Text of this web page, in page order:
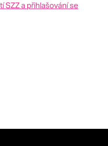
SZZ a přihlašování se